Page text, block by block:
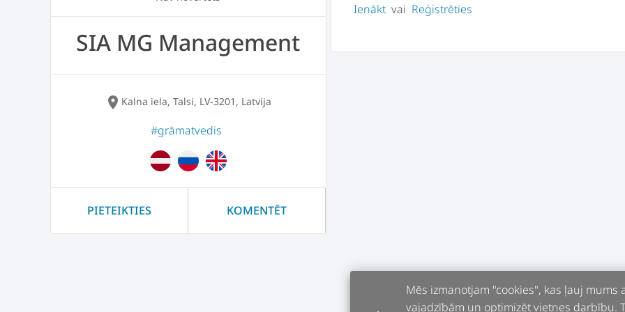
SIA MG Management
location_on Kalna iela, Talsi, LV-3201, Latvija
#grāmatvedis
PIETEIKTIES KOMENTĒT
Ienākt vai Reģistrēties
Mēs izmanotjam "cookies", kas ļauj
vajadzībām un optimizēt vietnes darbību.